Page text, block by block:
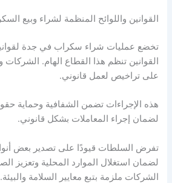
القوانين واللوائح المنظمة لشراء وبيع
تخضع عمليات شراء سكراب في جدة
القوانين تنظم هذا القطاع الهام. الشركات
على تراخيص لعمل قانوني.
هذه الإجراءات تضمن الشفافية وحماية
لضمان إجراء المعاملات بشكل قانوني.
تفرض السلطات قيودًا على تصدير بعض
لضمان استغلال الموارد المحلية وتعزيز
الشركات ملزمة بتبع معايير السلامة والبيئة.